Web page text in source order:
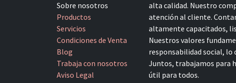
Sobre nosotros
Productos
Servicios
Condiciones de Venta
Blog
Trabaja con nosotros
Aviso Legal
alta calidad. Nuestro
atención al cliente.
altamente capacitados,
Nuestros valores
responsabilidad social, lo
Juntos, trabajamos para
útil para todos.